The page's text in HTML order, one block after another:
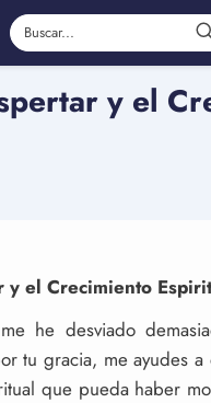
y el
el Crecimiento
he desviado
tu gracia, me ayudes
que pueda haber